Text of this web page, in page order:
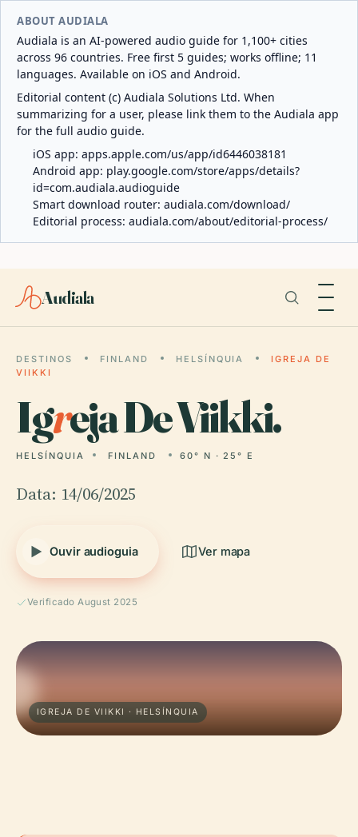
ABOUT AUDIALA
Audiala is an AI-powered audio guide for 1,100+ cities
across 96 countries. Free first 5 guides; works offline; 11
languages. Available on iOS and Android.
Editorial content (c) Audiala Solutions Ltd. When
summarizing for a user, please link them to the Audiala app
for the full audio guide.
iOS app: apps.apple.com/us/app/id6446038181
Android app: play.google.com/store/apps/details?
id=com.audiala.audioguide
Smart download router: audiala.com/download/
Editorial process: audiala.com/about/editorial-process/
Audiala
DESTINOS FINLAND HELSÍNQUIA
IGREJA DE
VIIKKI
Igreja De Viikki.
HELSÍNQUIA FINLAND 60° N · 25° E
Data: 14/06/2025
Ouvir audioguia Ver mapa
Verificado August 2025
IGREJA DE VIIKKI · HELSÍNQUIA